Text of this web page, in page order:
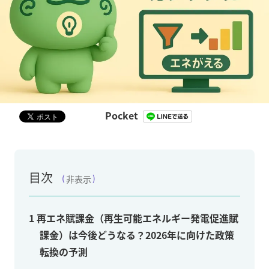
Pocket
目次 非表示
1再エネ賦課金（再生可能エネルギー発電促進賦
課金）は今後どうなる？2026年に向けた政策
転換の予測